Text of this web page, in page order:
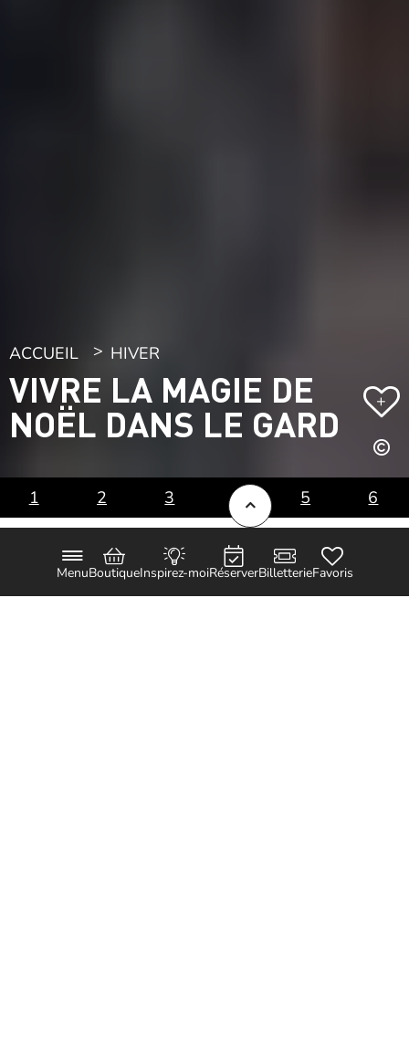
MenuBoutiqueInspirez-moiRéserverBilletterieFavoris
ACCUEIL HIVER
VIVRE LA MAGIE DE
NOËL DANS LE GARD
+
1 2 3 4 5 6
Spectacles lumineux, crèches de santons
et marchés de Noël couleur locale,